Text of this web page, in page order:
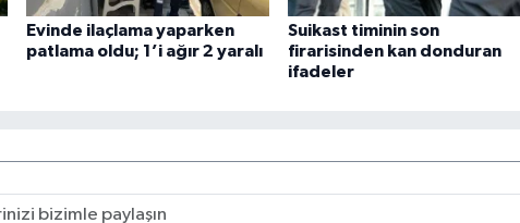
Evinde ilaçlama yaparken
patlama oldu; 1’i ağır 2 yaralı
Suikast timinin son
firarisinden kan donduran
ifadeler